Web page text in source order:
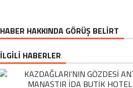
HABER HAKKINDA GÖRÜŞ BELİRT
İLGİLİ HABERLER